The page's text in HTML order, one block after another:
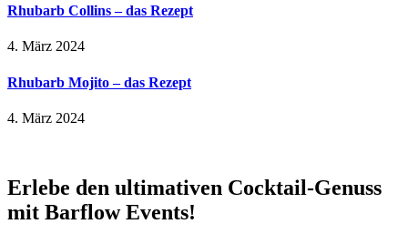
Rhubarb Collins – das Rezept
4. März 2024
Rhubarb Mojito – das Rezept
4. März 2024
Erlebe den ultimativen Cocktail-Genuss
mit Barflow Events!